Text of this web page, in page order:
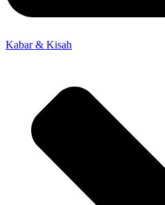
Kabar & Kisah